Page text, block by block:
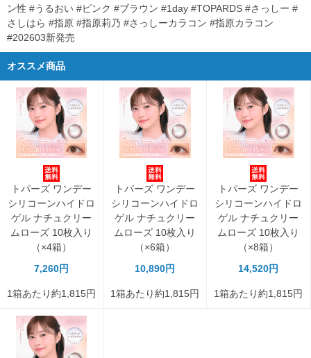
ン性 #うるおい #ピンク #ブラウン #1day #TOPARDS #さっしー #
さしはら #指原 #指原莉乃 #さっしーカラコン #指原カラコン
#202603新発売
オススメ商品
トパーズ ワンデー
シリコーンハイドロ
ゲル ナチュクリー
ムローズ 10枚入り
（×4箱）
7,260円
1箱あたり約1,815円
トパーズ ワンデー
シリコーンハイドロ
ゲル ナチュクリー
ムローズ 10枚入り
（×6箱）
10,890円
1箱あたり約1,815円
トパーズ ワンデー
シリコーンハイドロ
ゲル ナチュクリー
ムローズ 10枚入り
（×8箱）
14,520円
1箱あたり約1,815円